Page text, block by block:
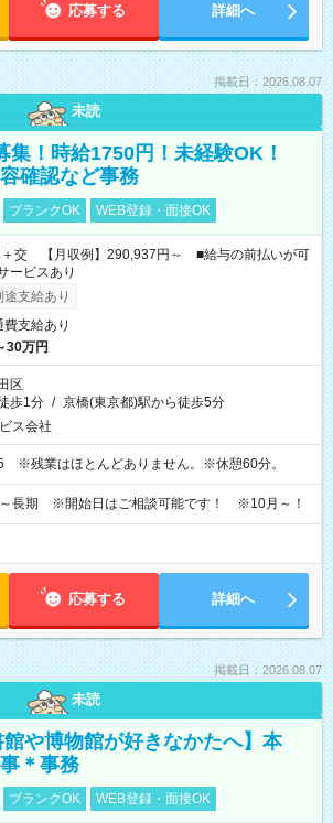
応募する 詳細へ
掲載日：2026.08.07
未読
集！時給1750円！未経験OK！
確認など事務
ブランクOK WEB登録・面接OK
＋交 【月収例】290,937円～ ■給与の前払いが可
ービスあり
支給あり
費支給あり
30万円
区
歩1分 / 京橋(東京都)駅から徒歩5分
ス会社
※残業はほとんどありません。※休憩60分。
長期 ※開始日はご相談可能です！ ※10月～！
応募する 詳細へ
掲載日：2026.08.07
未読
や博物館が好きなかたへ】本
＊事務
ブランクOK WEB登録・面接OK